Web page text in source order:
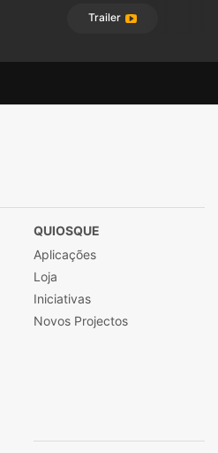
Trailer
QUIOSQUE
Aplicações
Loja
Iniciativas
Novos Projectos